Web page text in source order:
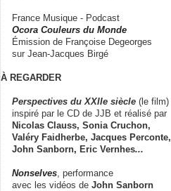
France Musique - Podcast
Ocora Couleurs du Monde
Émission de Françoise Degeorges
sur Jean-Jacques Birgé
À REGARDER
Perspectives du XXIIe siècle (le film)
inspiré par le CD de JJB et réalisé par
Nicolas Clauss, Sonia Cruchon,
Valéry Faidherbe, Jacques Perconte,
John Sanborn, Eric Vernhes...
Nonselves , performance
avec les vidéos de John Sanborn